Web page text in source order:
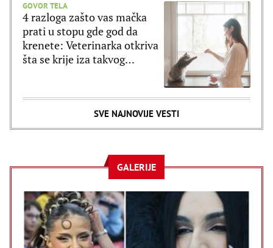
GOVOR TELA
4 razloga zašto vas mačka
prati u stopu gde god da
krenete: Veterinarka otkriva
šta se krije iza takvog
SVE NAJNOVIJE VESTI
GALERIJE